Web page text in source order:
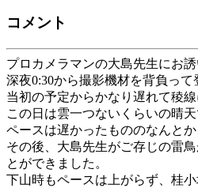
コメント
プロカメラマンの大島先生にお
深夜0:30から撮影機材を背負っ
当初の予定からかなり遅れて稜
この日は雲一つないくらいの晴
ペースは遅かったもののなんと
その後、大島先生がご存じの雷
とができました。
下山時もペースは上がらず、桂